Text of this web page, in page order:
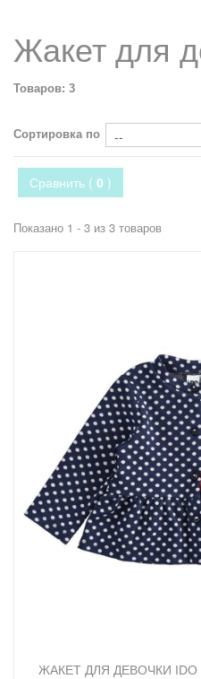
Жакет для
Товаров: 3
Сортировка по
Сравнить ( 0 )
Показано 1 - 3 из 3 товаров
ЖАКЕТ ДЛЯ ДЕВОЧКИ